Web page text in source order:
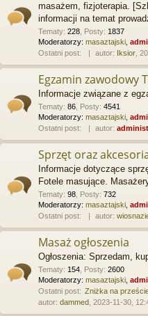
masażem, fizjoterapia.
informacji na temat
Tematy: 228 Posty: 1837
Moderatorzy: masaztajski
Ostatni post:
autor: Iksior ,
Egzamin zawodowy
Informacje związane z
Tematy: 86 Posty: 4541
Moderatorzy: masaztajski
Ostatni post:
autor:
Sprzęt oraz
Informacje dotyczące
Fotele masujące.
Tematy: 98 Posty: 732
Moderatorzy: masaztajski
Ostatni post:
autor:
Masaż ogłoszenia
Ogłoszenia: Sprzedam,
Tematy: 154 Posty: 2600
Moderatorzy: masaztajski
Ostatni post: Zniżka na
autor: dammed , 2023-11-30,